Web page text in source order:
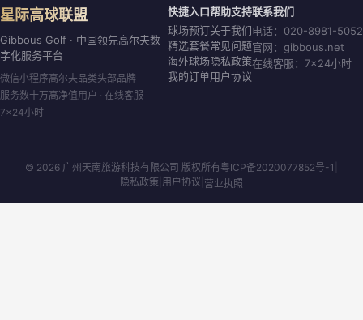
星际高球联盟
Gibbous Golf · 中国领先高尔夫数
字化服务平台
微信小程序高尔夫品类头部品牌
服务数十万高净值用户 · 在线客服
7×24小时
快捷入口
球场预订
精选套餐
海外球场
我的订单
帮助支持
关于我们
常见问题
隐私政策
用户协议
联系我们
电话：020-8981-5052
官网：gibbous.net
在线客服：7×24小时
© 2026 广州天南旅游科技有限公司 版权所有粤ICP备2020077852号-1
隐私政策 用户协议 营业执照